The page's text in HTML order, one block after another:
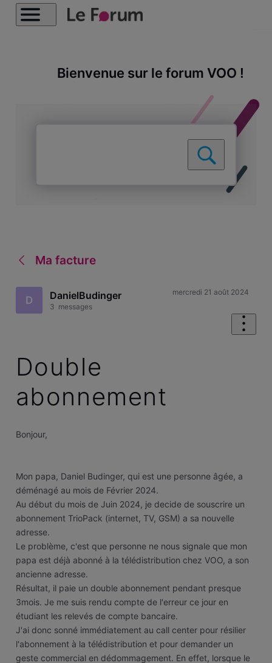
Bienvenue sur le forum VOO !
Ma facture
D DanielBudinger
3 messages
mercredi 21 août 2024
Double
abonnement
Bonjour,
Mon papa, Daniel Budinger, qui est une personne âgée, a
déménagé au mois de Février 2024.
Au début du mois de Juin 2024, je decide de souscrire un
abonnement TrioPack (internet, TV, GSM) a sa nouvelle
adresse.
Le problème, c'est que personne ne nous signale que mon
papa est déjà abonné à la télédistribution chez VOO, a son
ancienne adresse.
Résultat, il paie un double abonnement pendant presque
3mois. Je me suis rendu compte de l'erreur ce jour en
étudiant les relevés de compte bancaire.
J'ai donc sonné immédiatement au call center pour résilier
l'abonnement à la télédistribution et pour demander un
geste commercial en dédommagement. En effet, lorsque le